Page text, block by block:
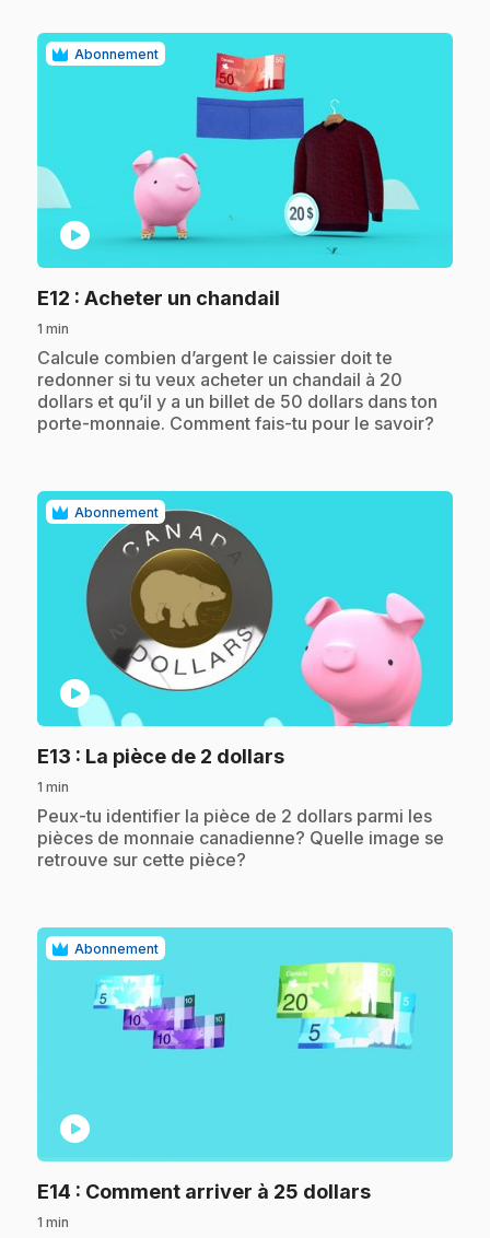
Abonnement
play_circle
E12 : Acheter un chandail
1 min
.Calcule combien d’argent le caissier doit te
redonner si tu veux acheter un chandail à 20
dollars et qu’il y a un billet de 50 dollars dans ton
porte-monnaie. Comment fais-tu pour le savoir?
Abonnement
play_circle
E13 : La pièce de 2 dollars.
1 min
.Peux-tu identifier la pièce de 2 dollars parmi les
pièces de monnaie canadienne? Quelle image se
retrouve sur cette pièce?
Abonnement
play_circle
E14 : Comment arriver à 25 dollars.
1 min